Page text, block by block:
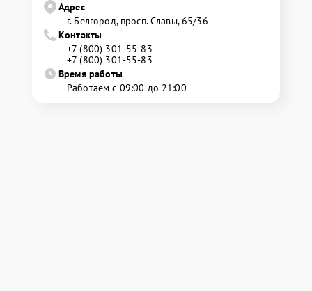
Адрес
г. Белгород, просп. Славы, 65/36
Контакты
+7 (800) 301-55-83
+7 (800) 301-55-83
Время работы
Работаем с 09:00 до 21:00